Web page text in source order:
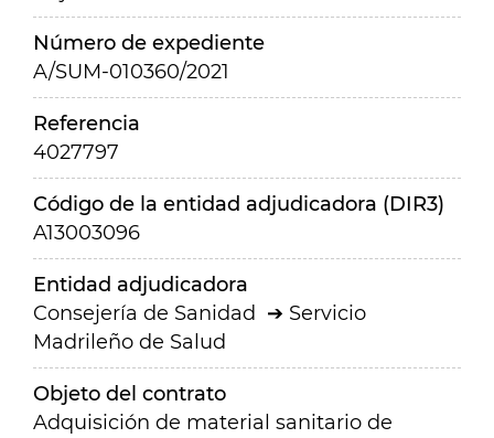
Número de expediente
A/SUM-010360/2021
Referencia
4027797
Código de la entidad adjudicadora (DIR3)
A13003096
Entidad adjudicadora
Consejería de Sanidad
Servicio
Madrileño de Salud
Objeto del contrato
Adquisición de material sanitario de